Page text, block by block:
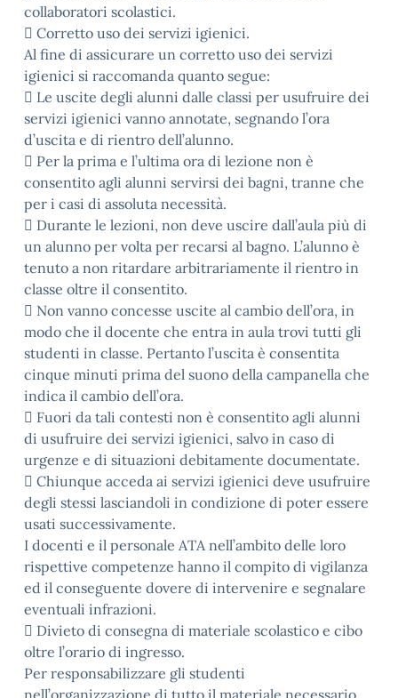
collaboratori scolastici.
 Corretto uso dei servizi igienici.
Al fine di assicurare un corretto uso dei servizi
igienici si raccomanda quanto segue:
 Le uscite degli alunni dalle classi per usufruire dei
servizi igienici vanno annotate, segnando l’ora
d’uscita e di rientro dell’alunno.
 Per la prima e l’ultima ora di lezione non è
consentito agli alunni servirsi dei bagni, tranne che
per i casi di assoluta necessità.
 Durante le lezioni, non deve uscire dall’aula più di
un alunno per volta per recarsi al bagno. L’alunno è
tenuto a non ritardare arbitrariamente il rientro in
classe oltre il consentito.
 Non vanno concesse uscite al cambio dell’ora, in
modo che il docente che entra in aula trovi tutti gli
studenti in classe. Pertanto l’uscita è consentita
cinque minuti prima del suono della campanella che
indica il cambio dell’ora.
 Fuori da tali contesti non è consentito agli alunni
di usufruire dei servizi igienici, salvo in caso di
urgenze e di situazioni debitamente documentate.
 Chiunque acceda ai servizi igienici deve usufruire
degli stessi lasciandoli in condizione di poter essere
usati successivamente.
I docenti e il personale ATA nell’ambito delle loro
rispettive competenze hanno il compito di vigilanza
ed il conseguente dovere di intervenire e segnalare
eventuali infrazioni.
 Divieto di consegna di materiale scolastico e cibo
oltre l’orario di ingresso.
Per responsabilizzare gli studenti
nell’organizzazione di tutto il materiale necessario